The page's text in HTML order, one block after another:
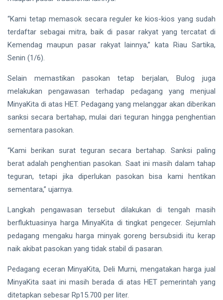
PT
Karya
Bahari
Siak Sri Indrapura
Indonesia
Pilkada 2024
PT IKPP Perawang
KPK
Politik
PSSI
“Kami tetap memasok secara reguler ke kios-kios yang sudah
terdaftar sebagai mitra, baik di pasar rakyat yang tercatat di
Kemendag maupun pasar rakyat lainnya,” kata Riau Sartika,
Senin (1/6).
Selain memastikan pasokan tetap berjalan, Bulog juga
melakukan pengawasan terhadap pedagang yang menjual
MinyaKita di atas HET. Pedagang yang melanggar akan diberikan
sanksi secara bertahap, mulai dari teguran hingga penghentian
sementara pasokan.
“Kami berikan surat teguran secara bertahap. Sanksi paling
berat adalah penghentian pasokan. Saat ini masih dalam tahap
teguran, tetapi jika diperlukan pasokan bisa kami hentikan
sementara,” ujarnya.
Langkah pengawasan tersebut dilakukan di tengah masih
berfluktuasinya harga MinyaKita di tingkat pengecer. Sejumlah
pedagang mengaku harga minyak goreng bersubsidi itu kerap
naik akibat pasokan yang tidak stabil di pasaran.
Pedagang eceran MinyaKita, Deli Murni, mengatakan harga jual
MinyaKita saat ini masih berada di atas HET pemerintah yang
ditetapkan sebesar Rp15.700 per liter.